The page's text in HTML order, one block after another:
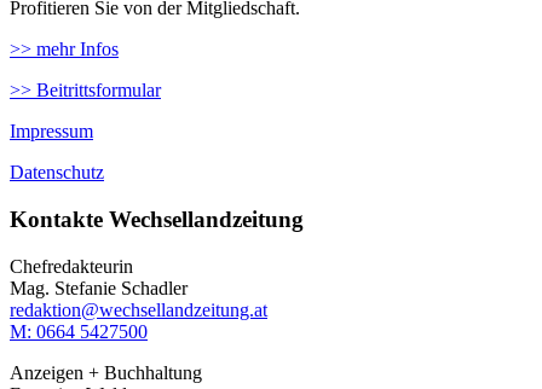
Profitieren Sie von der Mitgliedschaft.
>> mehr Infos
>> Beitrittsformular
Impressum
Datenschutz
Kontakte Wechsellandzeitung
Chefredakteurin
Mag. Stefanie Schadler
redaktion@wechsellandzeitung.at
M: 0664 5427500‬
Anzeigen + Buchhaltung